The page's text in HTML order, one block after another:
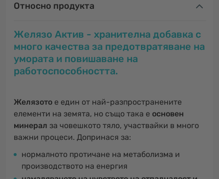
Относно продукта
Желязо Актив - хранителна добавка с
много качества за предотвратяване на
умората и повишаване на
работоспособността.
Желязото е един от най-разпространените
елементи на земята, но също така е основен
минерал за човешкото тяло, участвайки в много
важни процеси. Допринася за:
нормалното протичане на метаболизма и
производството на енергия